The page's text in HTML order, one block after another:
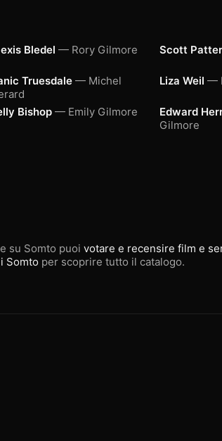
Bledel — Rory Gilmore Scott
Truesdale — Michel
Liza Weil —
Bishop — Emily Gilmore Edward
Gilmore
su Somto puoi votare e recensire film e
Somto per scoprire tutto il catalogo.